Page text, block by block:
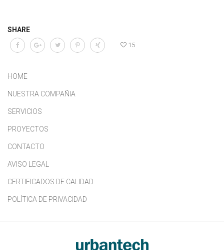
SHARE
15
HOME
NUESTRA COMPAÑIA
SERVICIOS
PROYECTOS
CONTACTO
AVISO LEGAL
CERTIFICADOS DE CALIDAD
POLÍTICA DE PRIVACIDAD